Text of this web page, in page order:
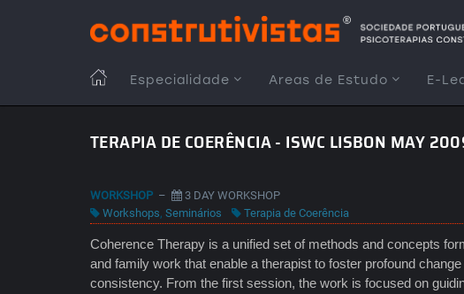
MAIN
NAVIGATION
Especialidade Areas de Estudo E-
TERAPIA DE COERÊNCIA - ISWC LISBON MAY
WORKSHOP –
3 DAY WORKSHOP
Workshops, Seminários Terapia de Coerência
Coherence Therapy is a unified set of methods and concepts
and family work that enable a therapist to foster profound
consistency. From the first session, the work is focused on